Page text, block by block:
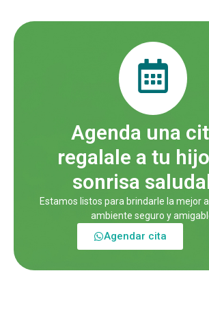
Agenda una
regalale a tu
sonrisa
Estamos listos para brindarle la mejor
ambiente seguro y
Agendar cita